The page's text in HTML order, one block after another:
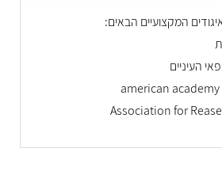
המקצועיים הבאים:
העיניים
american
Association for